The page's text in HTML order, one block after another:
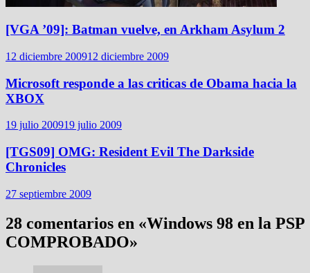
[VGA ’09]: Batman vuelve, en Arkham Asylum 2
12 diciembre 200912 diciembre 2009
Microsoft responde a las criticas de Obama hacia la
XBOX
19 julio 200919 julio 2009
[TGS09] OMG: Resident Evil The Darkside
Chronicles
27 septiembre 2009
28 comentarios en «Windows 98 en la PSP
COMPROBADO»